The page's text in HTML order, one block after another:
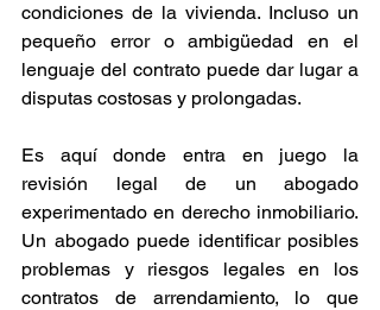
condiciones de la vivienda. Incluso un
pequeño error o ambigüedad en el
lenguaje del contrato puede dar lugar a
disputas costosas y prolongadas.
Es aquí donde entra en juego la
revisión legal de un abogado
experimentado en derecho inmobiliario.
Un abogado puede identificar posibles
problemas y riesgos legales en los
contratos de arrendamiento, lo que